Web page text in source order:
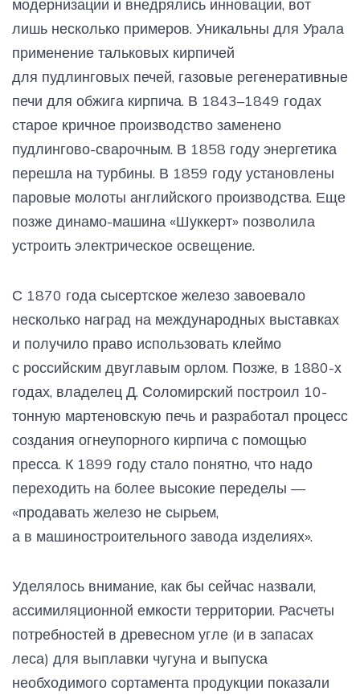
модернизации и внедрялись инновации, вот
лишь несколько примеров. Уникальны для Урала
применение тальковых кирпичей
для пудлинговых печей, газовые регенеративные
печи для обжига кирпича. В 1843–1849 годах
старое кричное производство заменено
пудлингово-сварочным. В 1858 году энергетика
перешла на турбины. В 1859 году установлены
паровые молоты английского производства. Еще
позже динамо-машина «Шуккерт» позволила
устроить электрическое освещение.
С 1870 года сысертское железо завоевало
несколько наград на международных выставках
и получило право использовать клеймо
с российским двуглавым орлом. Позже, в 1880-х
годах, владелец Д. Соломирский построил 10-
тонную мартеновскую печь и разработал процесс
создания огнеупорного кирпича с помощью
пресса. К 1899 году стало понятно, что надо
переходить на более высокие переделы —
«продавать железо не сырьем,
а в машиностроительного завода изделиях».
Уделялось внимание, как бы сейчас назвали,
ассимиляционной емкости территории. Расчеты
потребностей в древесном угле (и в запасах
леса) для выплавки чугуна и выпуска
необходимого сортамента продукции показали